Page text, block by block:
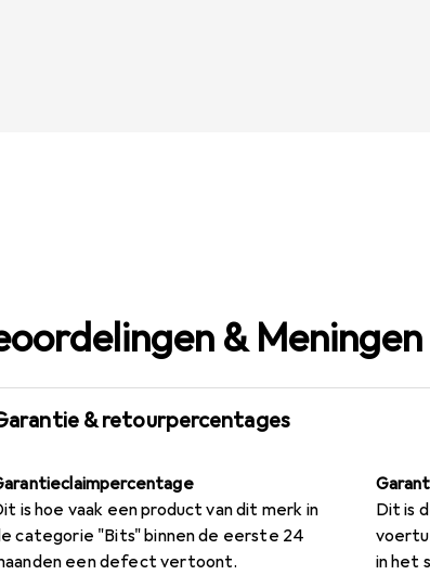
& Meningen
& retourpercentages
is hoe vaak een product van dit merk in
categorie "Bits" binnen de eerste 24
een defect vertoont.
Dit is
in het